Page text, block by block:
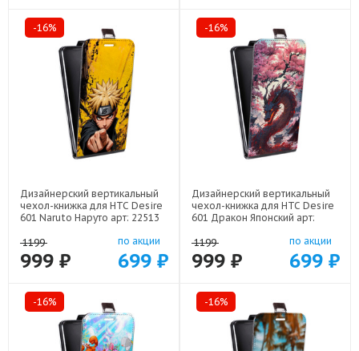
-16%
Дизайнерский вертикальный
чехол-книжка для HTC Desire
601 Naruto Наруто арт: 22513
1199
999 ₽
по акции
699 ₽
-16%
Дизайнерский вертикальный
чехол-книжка для HTC Desire
601 Дракон Японский арт:
1199
999 ₽
по акции
699 ₽
-16% -16%